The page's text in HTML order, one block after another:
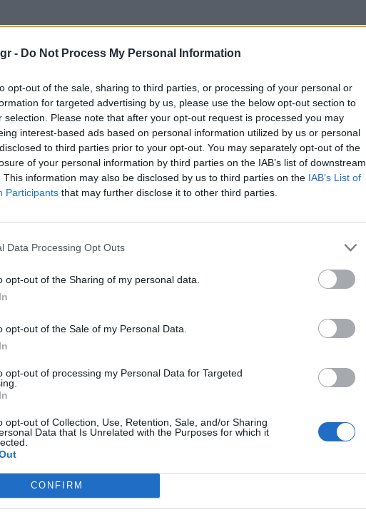
- Do Not Process My Personal Information
opt-out of the sale, sharing to third parties, or processing of your personal or
for targeted advertising by us, please use the below opt-out section to
selection. Please note that after your opt-out request is processed you may
interest-based ads based on personal information utilized by us or personal
to third parties prior to your opt-out. You may separately opt-out of the
of your personal information by third parties on the IAB’s list of downstream
This information may also be disclosed by us to third parties on the IAB’s List of
Participants that may further disclose it to other third parties.
Data Processing Opt Outs
opt-out of the Sharing of my personal data.
opt-out of the Sale of my Personal Data.
opt-out of processing my Personal Data for Targeted
opt-out of Collection, Use, Retention, Sale, and/or Sharing
Data that Is Unrelated with the Purposes for which it
CONFIRM
την προσοχή, ρούχα που μοιάζουν βγαλμένα
προσωπικότητα. Τίποτα από αυτά δεν είναι
too noisy.
σε έναν άνδρα που φορά ένα σκούρο T-shirt,
έμοιαζε φυσικό ή αν φαινόταν σαν costume
τραβά προσοχή επειδή είναι ακριβό. Τραβά